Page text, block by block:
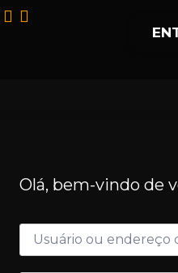
Olá, bem-vindo de